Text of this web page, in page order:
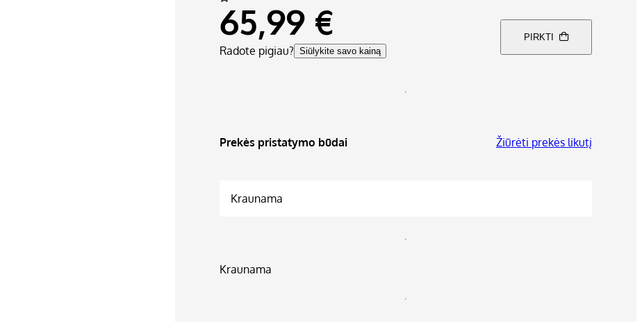
65,99 €
Radote pigiau? Siūlykite savo kainą
PIRKTI
Prekės pristatymo būdai Žiūrėti prekės likutį
Kraunama
Kraunama